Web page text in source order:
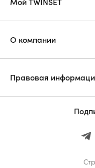
О компании
Правовая